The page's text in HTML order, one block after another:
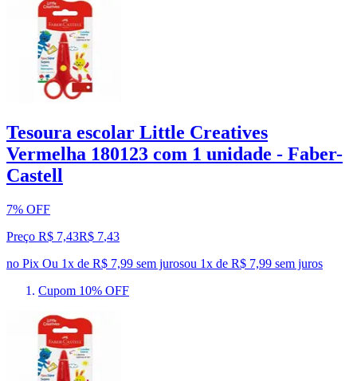
Tesoura escolar Little Creatives
Vermelha 180123 com 1 unidade - Faber-
Castell
7% OFF
Preço R$ 7,43R$ 7,43
no Pix Ou 1x de R$ 7,99 sem jurosou 1x de R$ 7,99 sem juros
Cupom 10% OFF